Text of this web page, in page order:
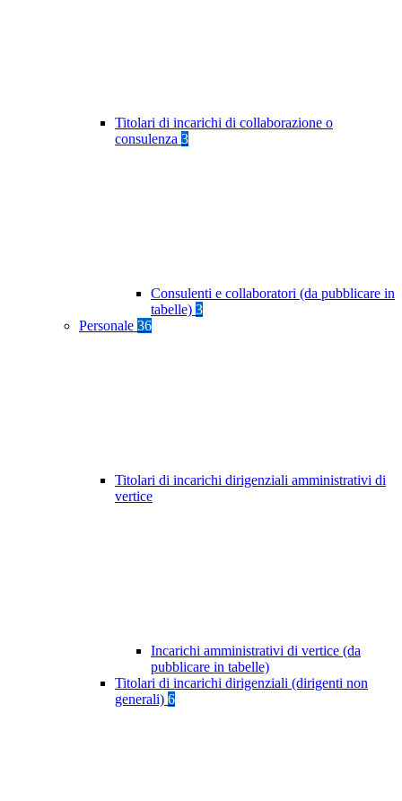
Titolari di incarichi di collaborazione o
consulenza 3
Consulenti e collaboratori (da pubblicare in
tabelle) 3
Personale 36
Titolari di incarichi dirigenziali amministrativi di
vertice
Incarichi amministrativi di vertice (da
pubblicare in tabelle)
Titolari di incarichi dirigenziali (dirigenti non
generali) 6